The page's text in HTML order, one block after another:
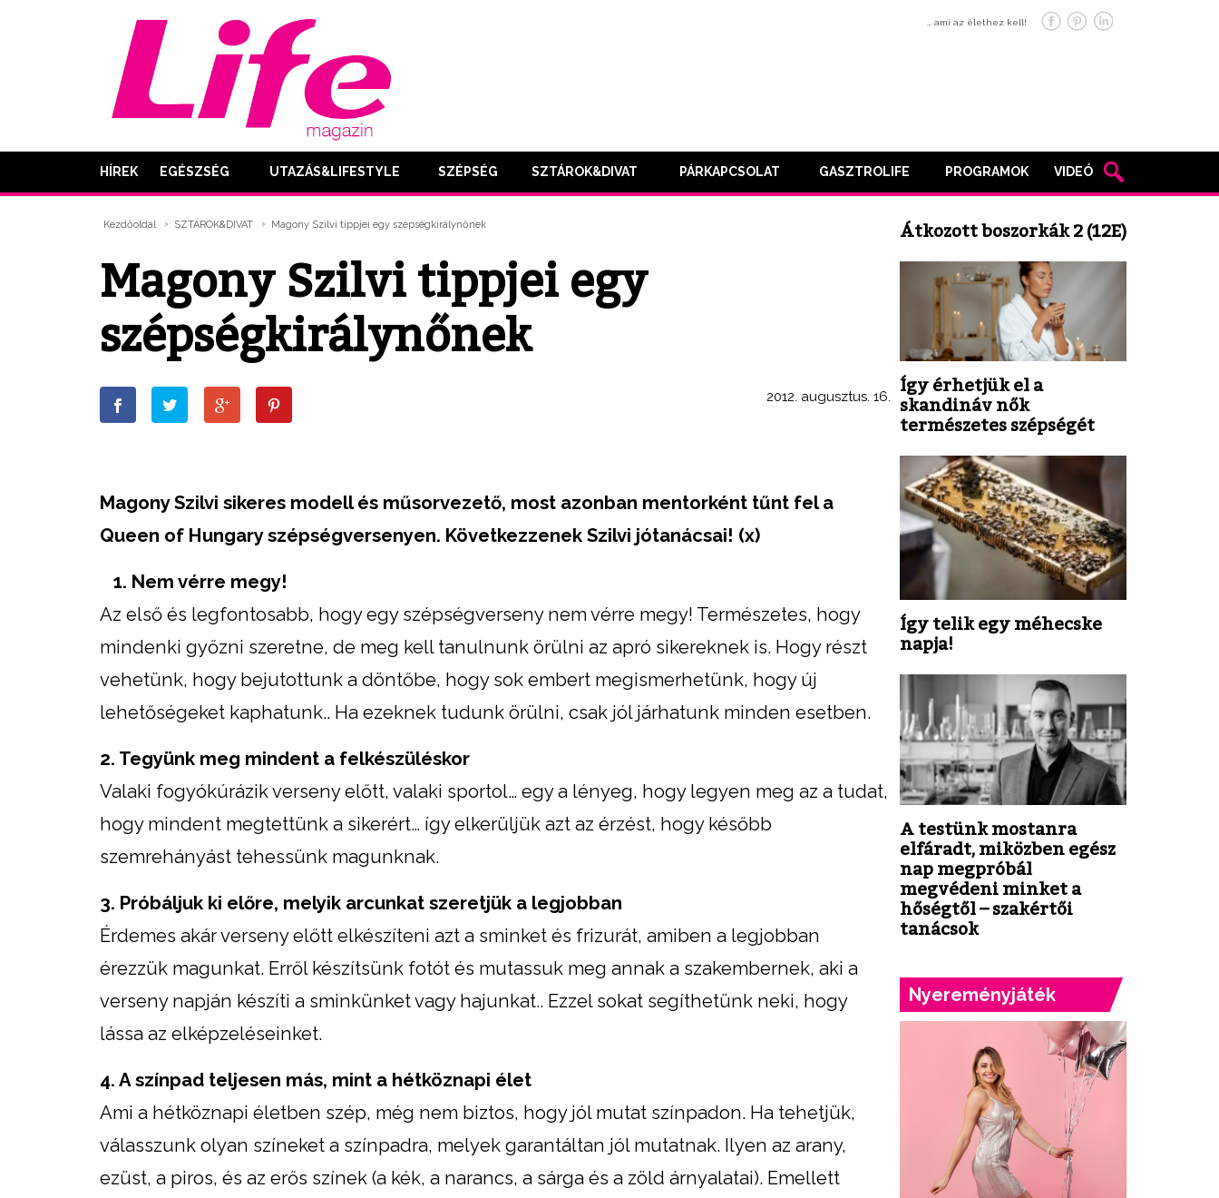
… ami az élethez kell!
HÍREK EGÉSZSÉG UTAZÁS&LIFESTYLE SZÉPSÉG SZTÁROK&DIVAT PÁRKAPCSOLAT GASZTROLIFE PROGRAMOK VIDEÓ
Kezdőoldal SZTÁROK&DIVAT Magony Szilvi tippjei egy szépségkirálynőnek
Magony Szilvi tippjei egy
szépségkirálynőnek
2012. augusztus. 16.
Magony Szilvi sikeres modell és műsorvezető, most azonban mentorként tűnt fel a
Queen of Hungary szépségversenyen. Következzenek Szilvi jótanácsai! (x)
1. Nem vérre megy!
Az első és legfontosabb, hogy egy szépségverseny nem vérre megy! Természetes, hogy
mindenki győzni szeretne, de meg kell tanulnunk örülni az apró sikereknek is. Hogy részt
vehetünk, hogy bejutottunk a döntőbe, hogy sok embert megismerhetünk, hogy új
lehetőségeket kaphatunk.. Ha ezeknek tudunk örülni, csak jól járhatunk minden esetben.
2. Tegyünk meg mindent a felkészüléskor
Valaki fogyókúrázik verseny előtt, valaki sportol… egy a lényeg, hogy legyen meg az a tudat,
hogy mindent megtettünk a sikerért… így elkerüljük azt az érzést, hogy később
szemrehányást tehessünk magunknak.
3. Próbáljuk ki előre, melyik arcunkat szeretjük a legjobban
Érdemes akár verseny előtt elkészíteni azt a sminket és frizurát, amiben a legjobban
érezzük magunkat. Erről készítsünk fotót és mutassuk meg annak a szakembernek, aki a
verseny napján készíti a sminkünket vagy hajunkat.. Ezzel sokat segíthetünk neki, hogy
lássa az elképzeléseinket.
4. A színpad teljesen más, mint a hétköznapi élet
Ami a hétköznapi életben szép, még nem biztos, hogy jól mutat színpadon. Ha tehetjük,
válasszunk olyan színeket a színpadra, melyek garantáltan jól mutatnak. Ilyen az arany,
ezüst, a piros, és az erős színek (a kék, a narancs, a sárga és a zöld árnyalatai). Emellett
Átkozott boszorkák 2 (12E)
Így érhetjük el a
skandináv nők
természetes szépségét
Így telik egy méhecske
napja!
A testünk mostanra
elfáradt, miközben egész
nap megpróbál
megvédeni minket a
hőségtől – szakértői
tanácsok
Nyereményjáték